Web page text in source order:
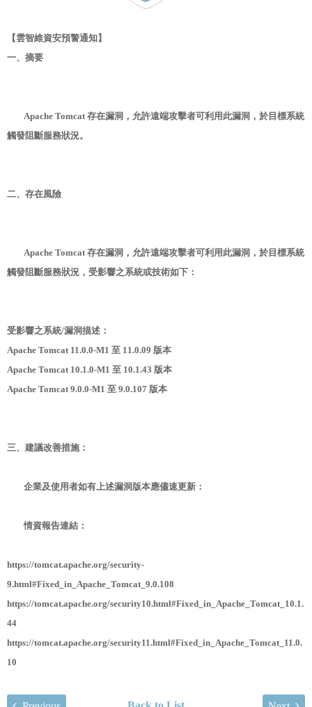
【雲智維資安預警通知】
一、摘要
Apache Tomcat 存在漏洞，允許遠端攻擊者可利用此漏洞，於目標系統
觸發阻斷服務狀況。
二、存在風險
Apache Tomcat 存在漏洞，允許遠端攻擊者可利用此漏洞，於目標系統
觸發阻斷服務狀況，受影響之系統或技術如下：
受影響之系統/漏洞描述：
Apache Tomcat 11.0.0-M1 至 11.0.09 版本
Apache Tomcat 10.1.0-M1 至 10.1.43 版本
Apache Tomcat 9.0.0-M1 至 9.0.107 版本
三、建議改善措施：
企業及使用者如有上述漏洞版本應儘速更新：
情資報告連結：
https://tomcat.apache.org/security-
9.html#Fixed_in_Apache_Tomcat_9.0.108
https://tomcat.apache.org/security10.html#Fixed_in_Apache_Tomcat_10.1.
44
https://tomcat.apache.org/security11.html#Fixed_in_Apache_Tomcat_11.0.
10